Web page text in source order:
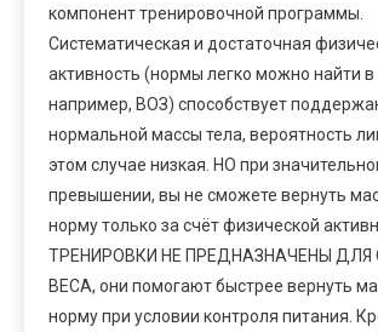
компонент тренировочной программы.
Систематическая и достаточная
активность (нормы легко можно найти в
например, ВОЗ) способствует
нормальной массы тела, вероятность
этом случае низкая. НО при
превышении, вы не сможете вернуть
норму только за счёт физической
ТРЕНИРОВКИ НЕ ПРЕДНАЗНАЧЕНЫ ДЛЯ
ВЕСА, они помогают быстрее вернуть
норму при условии контроля питания.